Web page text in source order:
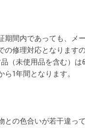
間内であっても、メ
修理対応となります
（未使用品を含む）は6
1年間となります。
の色合いが若干違っ